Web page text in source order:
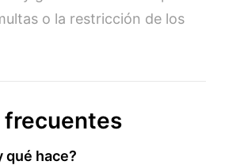
o la restricción de los
frecuentes
qué hace?